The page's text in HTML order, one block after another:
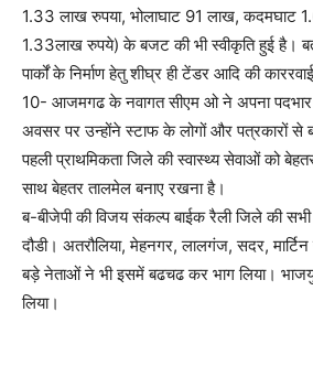
1.33 लाख रुपया, भोलाघाट 91 लाख, कदमघाट
1.33लाख रुपये) के बजट की भी स्वीकृति हुई है।
पार्कों के निर्माण हेतु शीघ्र ही टेंडर आदि की
10- आजमगढ के नवागत सीएम ओ ने अपना पदभार
अवसर पर उन्होंने स्टाफ के लोगों और पत्रकारों से
पहली प्राथमिकता जिले की स्वास्थ्य सेवाओं को
साथ बेहतर तालमेल बनाए रखना है।
ब-बीजेपी की विजय संकल्प बाईक रैली जिले की सभी
दौडी। अतरौलिया, मेहनगर, लालगंज, सदर,
बड़े नेताओं ने भी इसमें बढचढ कर भाग लिया।
लिया।